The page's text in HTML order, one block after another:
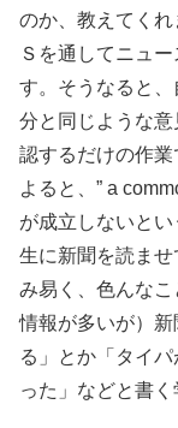
のか、教えてく
Ｓを通してニュ
す。そうなると
分と同じような
認するだけの作
よると、” a
が成立しないと
生に新聞を読ま
み易く、色んな
情報が多いが）
る」とか「タイ
った」などと書く